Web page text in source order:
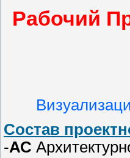
Рабочий
Состав
-АС